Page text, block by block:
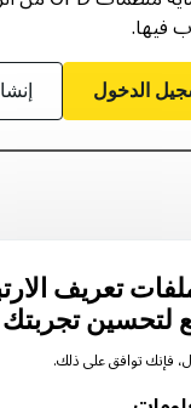
فيها.
الدخول
تعريف
لتحسين تجربتك
فإنك توافق على ذلك.